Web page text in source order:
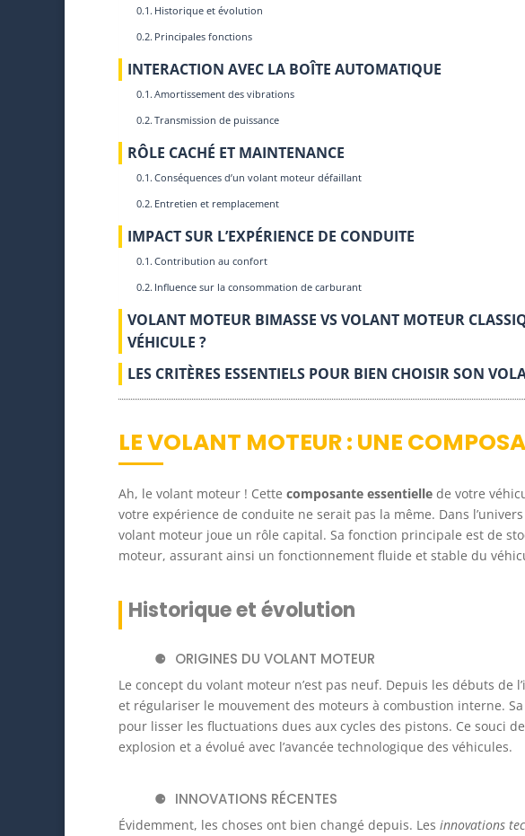
Historique et évolution
Principales fonctions
INTERACTION AVEC LA BOÎTE AUTOMATIQUE
Amortissement des vibrations
Transmission de puissance
RÔLE CACHÉ ET MAINTENANCE
Conséquences d’un volant moteur défaillant
Entretien et remplacement
IMPACT SUR L’EXPÉRIENCE DE CONDUITE
Contribution au confort
Influence sur la consommation de carburant
VOLANT MOTEUR BIMASSE VS VOLANT MOTEUR
VÉHICULE ?
LES CRITÈRES ESSENTIELS POUR BIEN CHOISIR SON
LE VOLANT MOTEUR : UNE
Ah, le volant moteur ! Cette composante essentielle de votre
votre expérience de conduite ne serait pas la même. Dans
volant moteur joue un rôle capital. Sa fonction principale est de
moteur, assurant ainsi un fonctionnement fluide et stable du
Historique et évolution
ORIGINES DU VOLANT MOTEUR
Le concept du volant moteur n’est pas neuf. Depuis les débuts
et régulariser le mouvement des moteurs à combustion interne.
pour lisser les fluctuations dues aux cycles des pistons. Ce souci
explosion et a évolué avec l’avancée technologique des véhicules.
INNOVATIONS RÉCENTES
Évidemment, les choses ont bien changé depuis. Les innovations